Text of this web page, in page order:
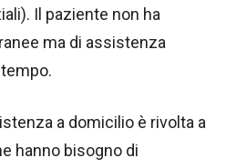
Il paziente non ha
ma di assistenza
a domicilio è rivolta a
hanno bisogno di